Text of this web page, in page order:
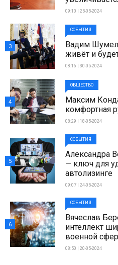
09:10 | 25-05-2024
СОБЫТИЯ
Вадим
живёт и
08:16 | 30-05-2024
3
ОБЩЕСТВО
Максим
комфортная
08:29 | 18-05-2024
4
СОБЫТИЯ
Александра
— ключ для
автолизинге
09:07 | 24-05-2024
5
СОБЫТИЯ
Вячеслав
интеллект
военной
08:50 | 20-05-2024
6